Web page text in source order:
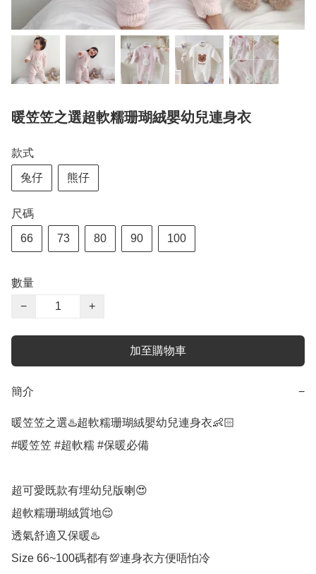
暖笠笠之選超軟糯珊瑚絨嬰幼兒連身衣
款式
兔仔 熊仔
尺碼
66 73 80 90 100
數量
−
+
加至購物車
簡介 −
暖笠笠之選♨️超軟糯珊瑚絨嬰幼兒連身衣👶🏻
#暖笠笠 #超軟糯 #保暖必備
超可愛既款有埋幼兒版喇😍
超軟糯珊瑚絨質地😌
透氣舒適又保暖♨️
Size 66~100碼都有💯連身衣方便唔怕冷